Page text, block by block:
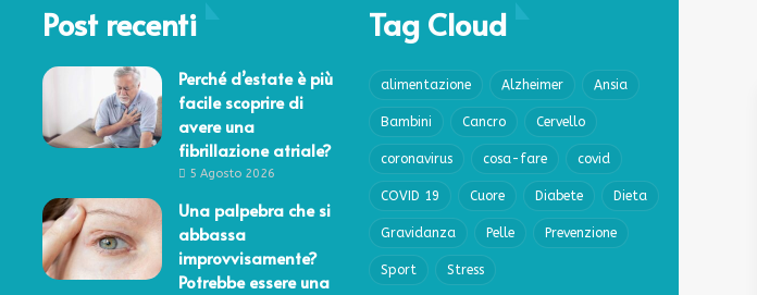
Post recenti
Perché d’estate è più
facile scoprire di
avere una
fibrillazione atriale?
5 Agosto 2026
Una palpebra che si
abbassa
improvvisamente?
Potrebbe essere una
Tag Cloud
alimentazione Alzheimer Ansia
Bambini Cancro Cervello
coronavirus cosa-fare covid
COVID 19 Cuore Diabete Dieta
Gravidanza Pelle Prevenzione
Sport Stress